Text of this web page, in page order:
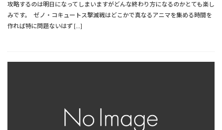
攻略するのは明日になってしまいますがどんな終わり方になるのかとても楽し
みです。 ゼノ・コキュートス撃滅戦はどこかで真なるアニマを集める時間を
作れば特に問題ないはず […]